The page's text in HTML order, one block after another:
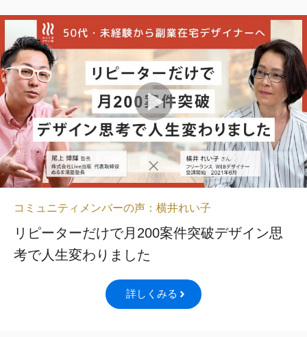
コミュニティメンバーの声：横井れい子
リピーターだけで月200案件突破デザイン思
考で人生変わりました
詳しくみる